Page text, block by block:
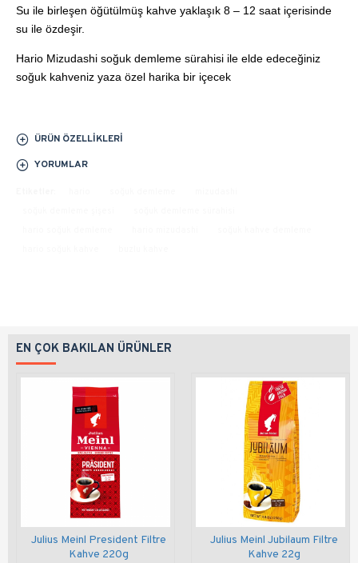
Su ile birleşen öğütülmüş kahve yaklaşık 8 – 12 saat içerisinde
su ile özdeşir.
Hario Mizudashi soğuk demleme sürahisi ile elde edeceğiniz
soğuk kahveniz yaza özel harika bir içecek
ÜRÜN ÖZELLIKLERI
YORUMLAR
EN ÇOK BAKILAN ÜRÜNLER
Julius Meinl President Filtre
Kahve 220g
Julius Meinl Jubilaum Filtre
Kahve 22g